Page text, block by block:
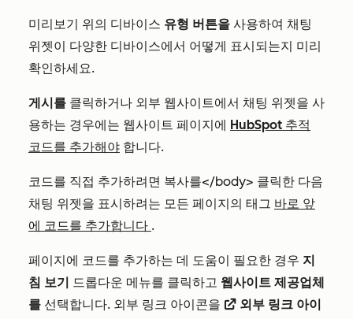
미리보기 위의 디바이스 유형 버튼을 사용하여 채팅
위젯이 다양한 디바이스에서 어떻게 표시되는지 미리
확인하세요.
게시를 클릭하거나 외부 웹사이트에서 채팅 위젯을 사
용하는 경우에는 웹사이트 페이지에
HubSpot 추적
코드를 추가해야 합니다.
코드를 직접 추가하려면 복사를</body> 클릭한 다음
채팅 위젯을 표시하려는 모든 페이지의 태그 바로 앞
에 코드를 추가합니다 .
페이지에 코드를 추가하는 데 도움이 필요한 경우 지
침 보기 드롭다운 메뉴를 클릭하고 웹사이트 제공업체
를 선택합니다. 외부 링크 아이콘을 externalLink 외부 링크 아이